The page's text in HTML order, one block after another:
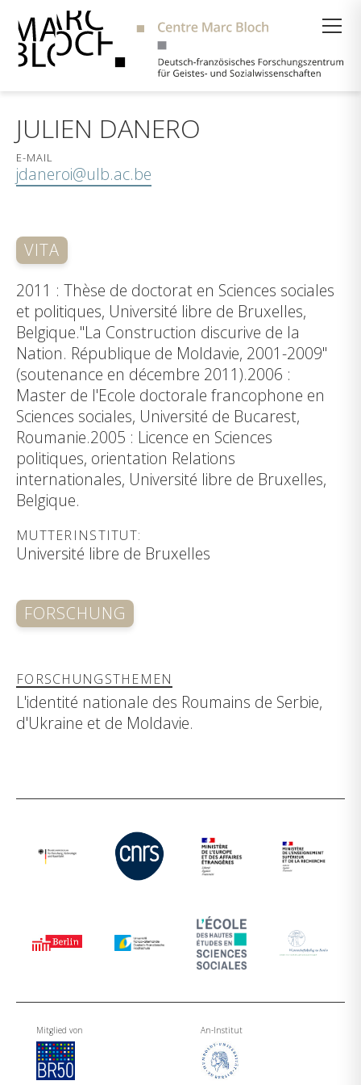
JULIEN DANERO
E-MAIL
jdaneroi@ulb.ac.be
VITA
2011 : Thèse de doctorat en Sciences sociales
et politiques, Université libre de Bruxelles,
Belgique."La Construction discurive de la
Nation. République de Moldavie, 2001-2009"
(soutenance en décembre 2011).2006 :
Master de l'Ecole doctorale francophone en
Sciences sociales, Université de Bucarest,
Roumanie.2005 : Licence en Sciences
politiques, orientation Relations
internationales, Université libre de Bruxelles,
Belgique.
MUTTERINSTITUT:
Université libre de Bruxelles
FORSCHUNG
FORSCHUNGSTHEMEN
L'identité nationale des Roumains de Serbie,
d'Ukraine et de Moldavie.
Mitglied von An-Institut